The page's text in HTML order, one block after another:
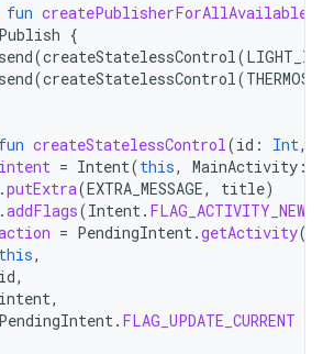
fun createPublisherForAllAvailable
{
send(createStatelessControl(LIGHT_ID
send(createStatelessControl(
fun createStatelessControl(id : Int,
intent = Intent(this, MainActivity ::
.putExtra(EXTRA_MESSAGE, title)
.addFlags(Intent.
= PendingIntent.getActivity(
this,
id,
intent,
PendingIntent. FLAG_UPDATE_CURRENT